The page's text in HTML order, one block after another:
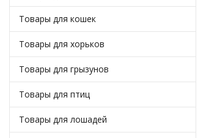
Товары для кошек
Товары для хорьков
Товары для грызунов
Товары для птиц
Товары для лошадей